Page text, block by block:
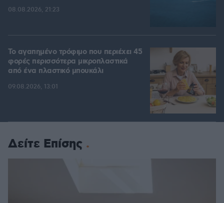
08.08.2026, 21:23
Το αγαπημένο τρόφιμο που περιέχει 45
φορές περισσότερα μικροπλαστικά
από ένα πλαστικό μπουκάλι
09.08.2026, 13:01
Δείτε Επίσης